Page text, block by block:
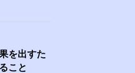
を出すた
こと